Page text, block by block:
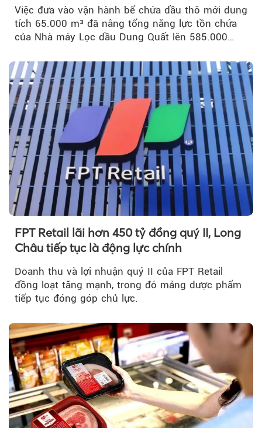
Việc đưa vào vận hành bể chứa dầu thô mới dung
tích 65.000 m³ đã nâng tổng năng lực tồn chứa
của Nhà máy Lọc dầu Dung Quất lên 585.000
FPT Retail lãi hơn 450 tỷ đồng quý II, Long
Châu tiếp tục là động lực chính
Doanh thu và lợi nhuận quý II của FPT Retail
đồng loạt tăng mạnh, trong đó mảng dược phẩm
tiếp tục đóng góp chủ lực.